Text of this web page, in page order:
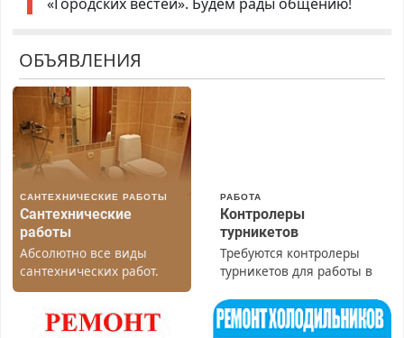
ОБЪЯВЛЕНИЯ
САНТЕХНИЧЕСКИЕ РАБОТЫ
Сантехнические
работы
Абсолютно все виды
сантехнических работ.
Быстро. Качественно.
РАБОТА
Контролеры
турникетов
Требуются контролеры
турникетов для работы в
(мужчины, женщины).
Прием по ТК РФ. График